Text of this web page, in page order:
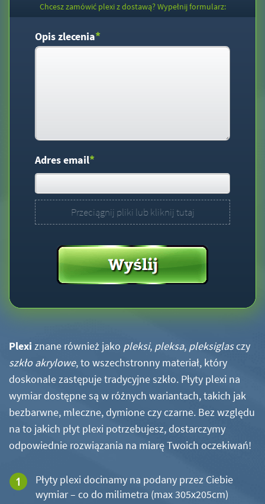
Chcesz zamówić plexi z dostawą? Wypełnij formularz:
Opis zlecenia*
Adres email*
Przeciągnij pliki lub kliknij tutaj
Plexi znane również jako pleksi, pleksa, pleksiglasczy
szkło akrylowe, to wszechstronny materiał, który
doskonale zastępuje tradycyjne szkło. Płyty plexi na
wymiar dostępne są w różnych wariantach, takich jak
bezbarwne, mleczne, dymione czy czarne. Bez względu
na to jakich płyt plexi potrzebujesz, dostarczymy
odpowiednie rozwiązania na miarę Twoich oczekiwań!
Płyty plexi docinamy na podany przez Ciebie
wymiar – co do milimetra (max 305x205cm)